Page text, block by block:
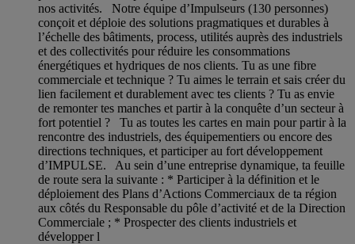
nos activités. Notre équipe d’Impulseurs (130 personnes)
conçoit et déploie des solutions pragmatiques et durables à
l’échelle des bâtiments, process, utilités auprès des industriels
et des collectivités pour réduire les consommations
énergétiques et hydriques de nos clients. Tu as une fibre
commerciale et technique ? Tu aimes le terrain et sais créer du
lien facilement et durablement avec tes clients ? Tu as envie
de remonter tes manches et partir à la conquête d’un secteur à
fort potentiel ? Tu as toutes les cartes en main pour partir à la
rencontre des industriels, des équipementiers ou encore des
directions techniques, et participer au fort développement
d’IMPULSE. Au sein d’une entreprise dynamique, ta feuille
de route sera la suivante : * Participer à la définition et le
déploiement des Plans d’Actions Commerciaux de ta région
aux côtés du Responsable du pôle d’activité et de la Direction
Commerciale ; * Prospecter des clients industriels et
développer l